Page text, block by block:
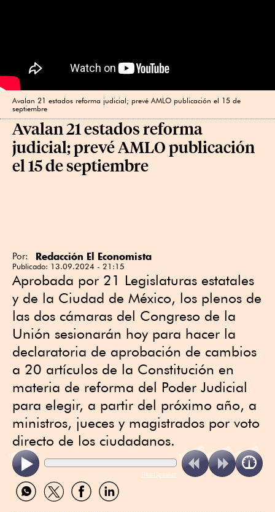
Avalan 21 estados reforma judicial; prevé AMLO publicación el 15 de
septiembre
Avalan 21 estados reforma
judicial; prevé AMLO publicación
el 15 de septiembre
Por: Redacción El Economista
Publicado: 13.09.2024 - 21:15
Aprobada por 21 Legislaturas estatales
y de la Ciudad de México, los plenos de
las dos cámaras del Congreso de la
Unión sesionarán hoy para hacer la
declaratoria de aprobación de cambios
a 20 artículos de la Constitución en
materia de reforma del Poder Judicial
para elegir, a partir del próximo año, a
ministros, jueces y magistrados por voto
directo de los ciudadanos.
ReadSpeaker
Compartir
por
Compartir
por
Compartir
por
Compartir
por